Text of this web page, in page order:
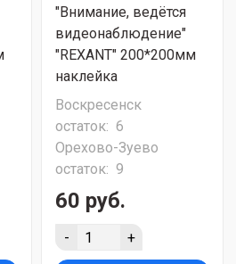
"Внимание, ведётся
видеонаблюдение"
"REXANT" 200*200мм
наклейка
Воскресенск
остаток: 6
Орехово-Зуево
остаток: 9
60 руб.
- +